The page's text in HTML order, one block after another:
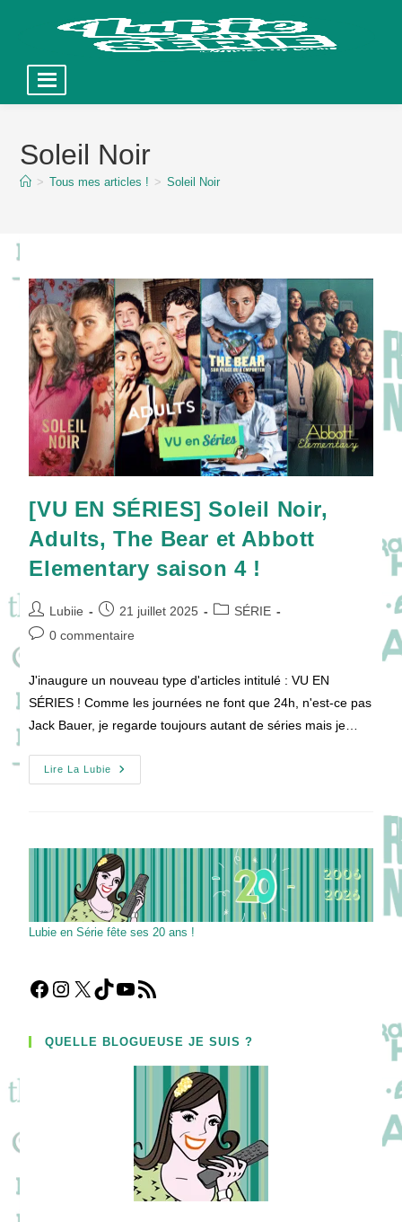
contentSoleil Noir
> Tous mes articles ! > Soleil Noir
[VU EN SÉRIES] Soleil Noir,
Adults, The Bear et Abbott
Elementary saison 4 !
Auteur/autrice
de
Lubiie
Publication
publiée :
21 juillet 2025
PostSÉRIE
Commentaires
publication :
0 commentaire
J'inaugure un nouveau type d'articles intitulé : VU EN
SÉRIES ! Comme les journées ne font que 24h, n'est-ce pas
Jack Bauer, je regarde toujours autant de séries mais je…
Lire La Lubie
[VU
EN
The
Bear
Et
Abbott
Elementary
Saison
4
!
Lubie en Série fête ses 20 ans !
Facebook
Instagram
X TikTokYouTube
Flux RSS
QUELLE BLOGUEUSE JE SUIS ?